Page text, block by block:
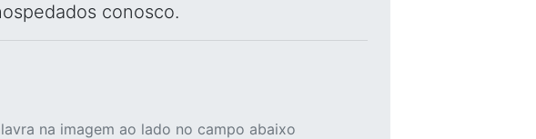
conosco.
na imagem ao lado no campo abaixo